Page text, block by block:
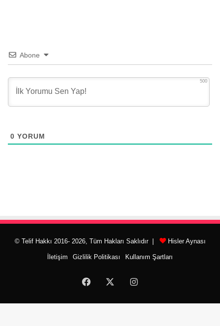
Abone
500
0 YORUM
© Telif Hakkı 2016- 2026, Tüm Hakları Saklıdır | Hisler Aynası
İletişim Gizlilik Politikası Kullanım Şartları
Facebook Instagram